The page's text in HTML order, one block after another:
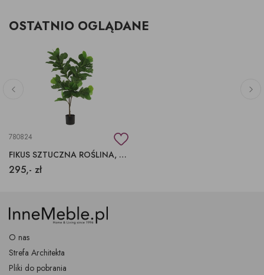
OSTATNIO OGLĄDANE
780824
FIKUS SZTUCZNA ROŚLINA, DUŻA ZIELONA ROŚLINA OZDOBNA
295,- zł
O nas
Strefa Architekta
Pliki do pobrania